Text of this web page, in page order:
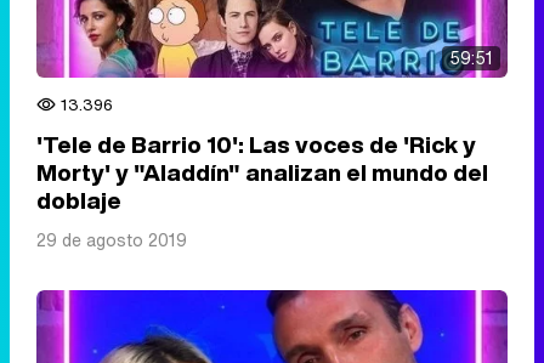
59:51
13.396
'Tele de Barrio 10': Las voces de 'Rick y
Morty' y "Aladdín" analizan el mundo del
doblaje
29 de agosto 2019